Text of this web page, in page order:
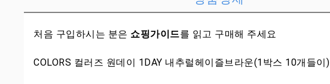
처음 구입하시는 분은 쇼핑가이드를 읽고 구매해 주세요
COLORS 컬러즈 원데이 1DAY 내추럴헤이즐브라운(1박스 10개들이)